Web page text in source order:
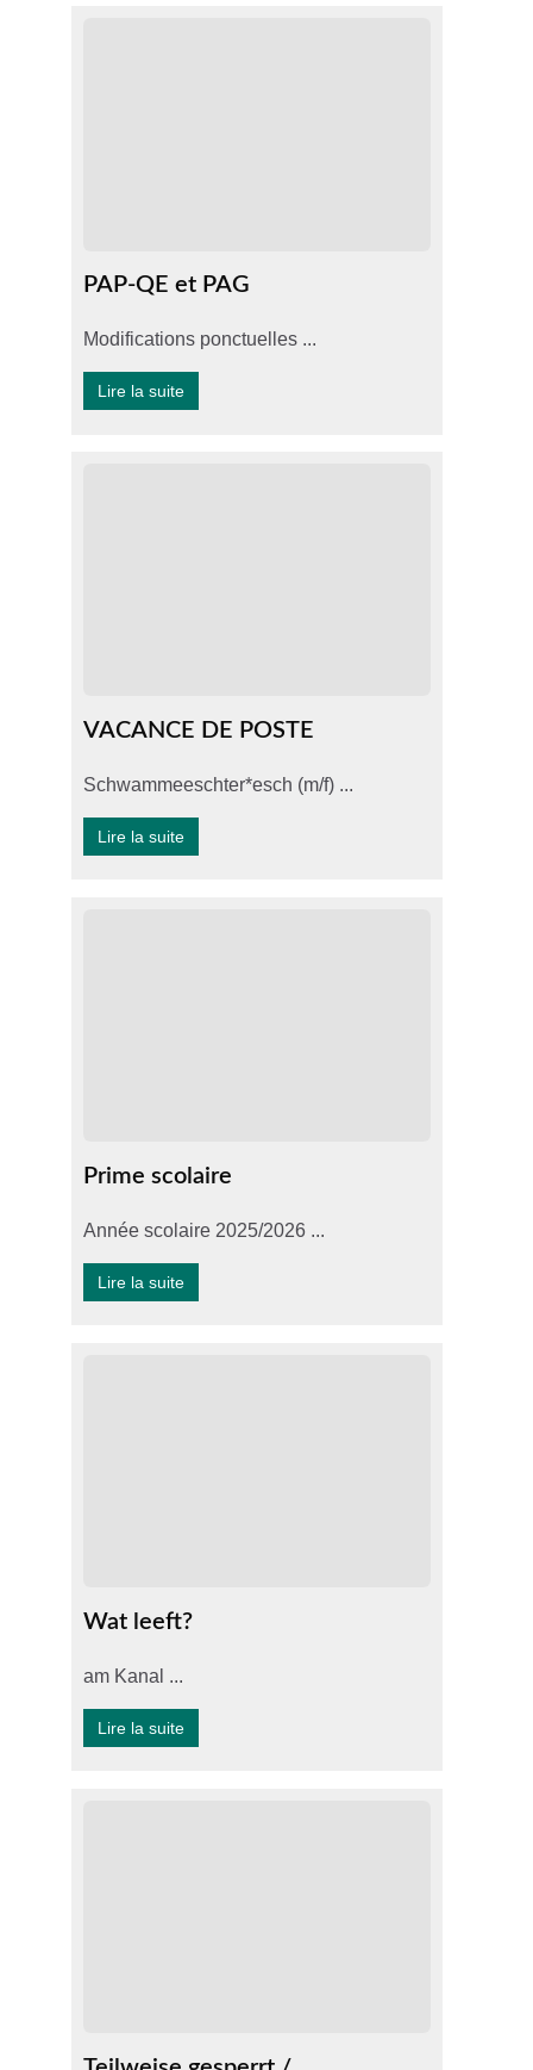
PAP-QE et PAG
Modifications ponctuelles ...
Lire la suite
VACANCE DE POSTE
Schwammeeschter*esch (m/f) ...
Lire la suite
Prime scolaire
Année scolaire 2025/2026 ...
Lire la suite
Wat leeft?
am Kanal ...
Lire la suite